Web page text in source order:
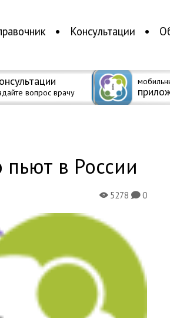
Консультации
вопрос врачу
пьют в России
X5278K0